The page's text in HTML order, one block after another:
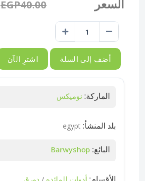
السعر EGP40.00
أضف إلى السلة اشترِ الآن
الماركة: نوميكس
بلد المنشأ: egypt
البائع: Barwyshop
أدوات المائده دورق